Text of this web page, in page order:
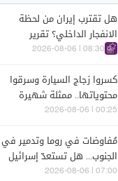
هل تقترب إيران من لحظة
الانفجار الداخلي؟ تقرير
اسرائيلي يكشف الكواليس
08:30 | 2026-08-06
كسروا زجاج السيارة وسرقوا
محتوياتها.. ممثلة شهيرة
تتعرّض للسرقة في الرملة
00:25 | 2026-08-06
مُفاوضات في روما وتدمير في
الجنوب... هل تستعدّ إسرائيل
للحرب؟
07:00 | 2026-08-06